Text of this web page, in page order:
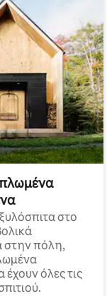
στο
στην πόλη,
έχουν όλες τις